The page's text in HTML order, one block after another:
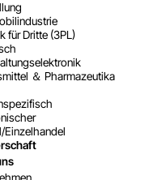
für Dritte (3PL)
＆ Pharmazeutika
Einzelhandel